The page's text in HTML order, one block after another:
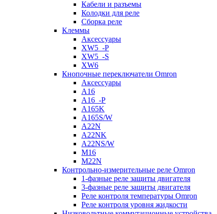
Кабели и разъемы
Колодки для реле
Сборка реле
Клеммы
Аксессуары
XW5_-P
XW5_-S
XW6
Кнопочные переключатели Omron
Аксессуары
A16
A16_-P
A165K
A165S/W
A22N
A22NK
A22NS/W
M16
M22N
Контрольно-измерительные реле Omron
1-фазные реле защиты двигателя
3-фазные реле защиты двигателя
Реле контроля температуры Omron
Реле контроля уровня жидкости